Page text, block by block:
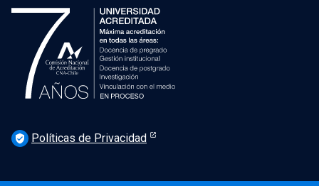
verified_user Políticas de Privacidad